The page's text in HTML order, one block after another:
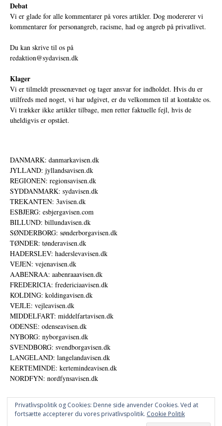
Debat
Vi er glade for alle kommentarer på vores artikler. Dog modererer vi
kommentarer for personangreb, racisme, had og angreb på privatlivet.
Du kan skrive til os på
redaktion@sydavisen.dk
Klager
Vi er tilmeldt pressenævnet og tager ansvar for indholdet. Hvis du er
utilfreds med noget, vi har udgivet, er du velkommen til at kontakte os.
Vi trækker ikke artikler tilbage, men retter faktuelle fejl, hvis de
uheldigvis er opstået.
DANMARK: danmarkavisen.dk
JYLLAND: jyllandsavisen.dk
REGIONEN: regionsavisen.dk
SYDDANMARK: sydavisen.dk
TREKANTEN: 3avisen.dk
ESBJERG: esbjergavisen.com
BILLUND: billundavisen.dk
SØNDERBORG: sønderborgavisen.dk
TØNDER: tønderavisen.dk
HADERSLEV: haderslevavisen.dk
VEJEN: vejenavisen.dk
AABENRAA: aabenraaavisen.dk
FREDERICIA: fredericiaavisen.dk
KOLDING: koldingavisen.dk
VEJLE: vejleavisen.dk
MIDDELFART: middelfartavisen.dk
ODENSE: odenseavisen.dk
NYBORG: nyborgavisen.dk
SVENDBORG: svendborgavisen.dk
LANGELAND: langelandavisen.dk
KERTEMINDE: kertemindeavisen.dk
NORDFYN: nordfynsavisen.dk
Privatlivspolitik og Cookies: Denne side anvender Cookies. Ved at
fortsætte accepterer du vores privatlivspolitik. Cookie Politik